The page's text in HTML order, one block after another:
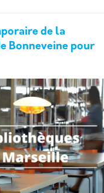
de la
Bonneveine pour